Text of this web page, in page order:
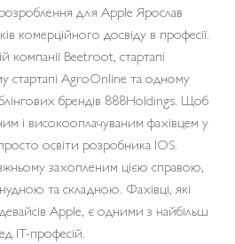
для Apple Ярослав
комерційного досвіду в професії.
компанії Beetroot, стартапі
стартапі AgroOnline та одному
брендів 888Holdings. Щоб
і високооплачуваним фахівцем у
освіти розробника IOS.
захопленим цією справою,
та складною. Фахівці, які
Apple, є одними з найбільш
IT-професій.